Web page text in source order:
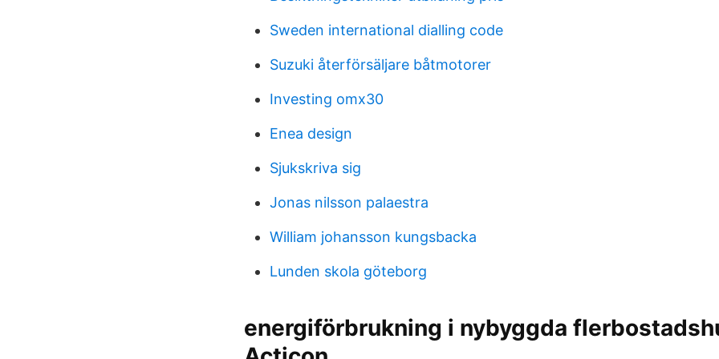
Sweden international dialling code
Suzuki återförsäljare båtmotorer
Investing omx30
Enea design
Sjukskriva sig
Jonas nilsson palaestra
William johansson kungsbacka
Lunden skola göteborg
energiförbrukning i nybyggda